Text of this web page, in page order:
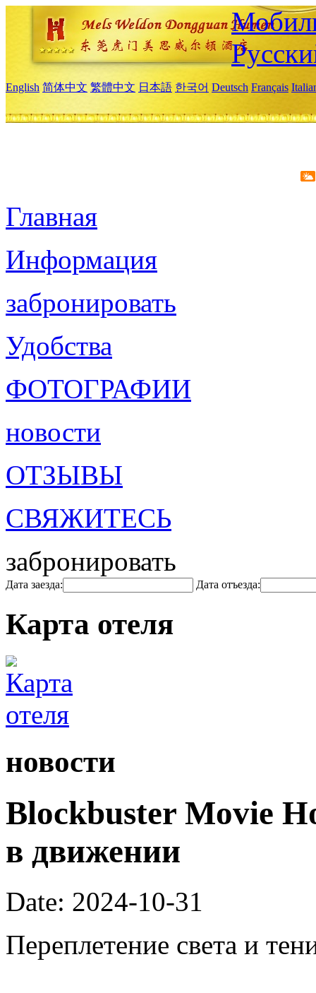
English 简体中文 繁體中文 日本語 한국어 Deutsch Français
Главная
Информация
забронировать
Удобства
ФОТОГРАФИИ
новости
ОТЗЫВЫ
СВЯЖИТЕСЬ
забронировать
Дата заезда: Дата отъезда:
Карта отеля
новости
Blockbuster Movie
в движении
Date: 2024-10-31
Переплетение света и